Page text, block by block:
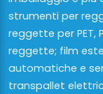
strumenti per
reggette per PET,
reggette; film
automatiche e
transpallet